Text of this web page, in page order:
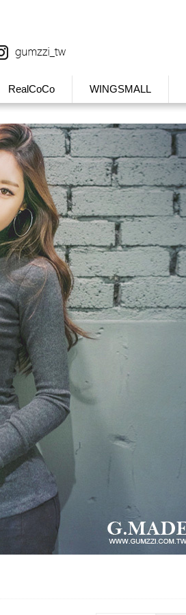
RealCoCo WINGSMALL